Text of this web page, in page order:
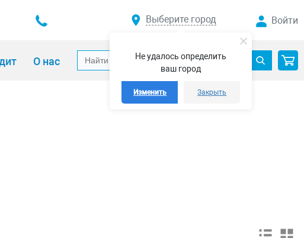
Не удалось определить
ваш город
Изменить Закрыть
Выберите город Войти
О нас